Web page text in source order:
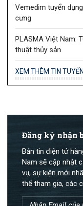
Vemedim tuyển
cưng
PLASMA Việt Nam:
thuật thủy sản
XEM THÊM TIN
Đăng ký nhận
Bản tin điện tử
Nam sẽ cập nhật
vụ, sự kiện mới
thể tham gia, các